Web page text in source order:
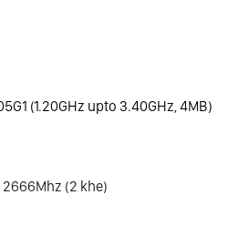
(1.20GHz upto 3.40GHz, 4MB)
2666Mhz (2 khe)